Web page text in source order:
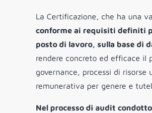
La Certificazione, che ha una
conforme ai requisiti definiti
posto di lavoro, sulla base di
rendere concreto ed efficace il
governance, processi di
remunerativa per genere e
Nel processo di audit